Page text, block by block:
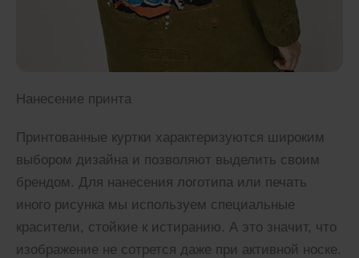
Нанесение принта
Принтованные куртки характеризуются широким
выбором дизайна и позволяют выделить своим
брендом. Для нанесения логотипа или печать
иного рисунка мы используем специальные
красители, стойкие к истиранию. А это значит, что
изображение не сотрется даже при активной носке.